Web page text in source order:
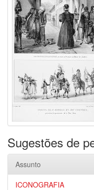
Sugestões de
Assunto
ICONOGRAFIA